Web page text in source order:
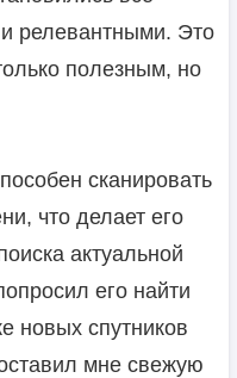
релевантными. Это
полезным, но
сканировать
что делает его
актуальной
его найти
новых спутников
мне свежую